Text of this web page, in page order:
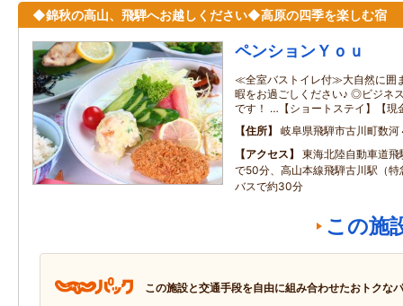
◆錦秋の高山、飛騨へお越しください◆高原の四季を楽しむ宿
ペンションＹｏｕ
≪全室バストイレ付≫大自然に囲
暇をお過ごしください♪ ◎ビジネ
です！ …【ショートステイ】【現
住所
岐阜県飛騨市古川町数
アクセス
東海北陸自動車道
で50分、高山本線飛騨古川駅（
バスで約30分
この施
この施設と交通手段を自由に組み合わせたおトクな